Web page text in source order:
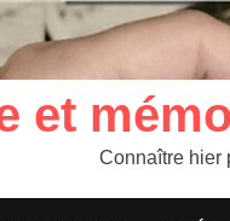
et
Connaître hier